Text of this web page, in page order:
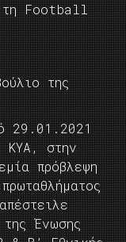
τη Football
της
29.01.2021
στην
πρόβλεψη
Ένωσης